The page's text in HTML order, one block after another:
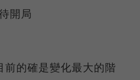
開局
前的確是變化最大的階